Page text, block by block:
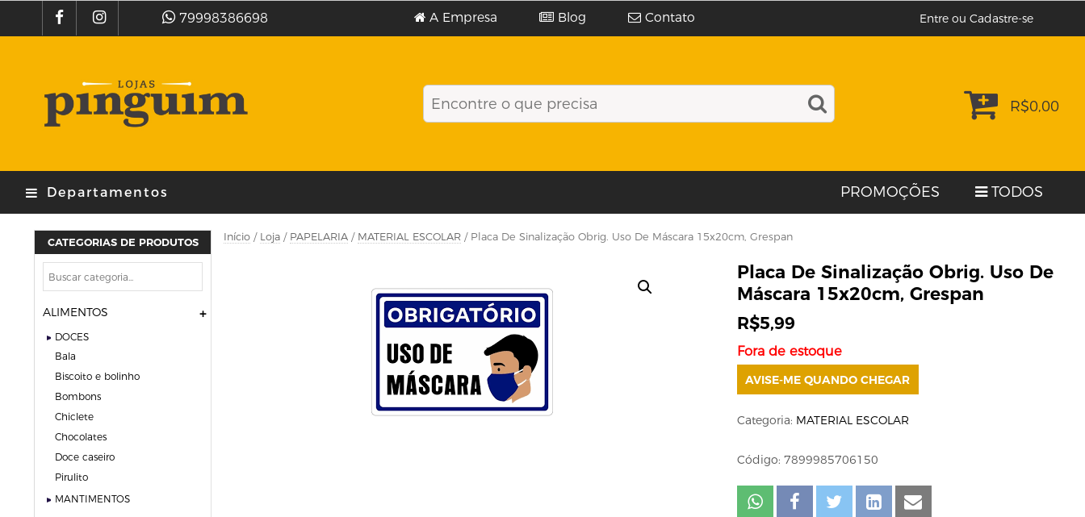
79998386698 A Empresa Blog Contato Entre ou Cadastre-se
R$0,00
Departamentos PROMOÇÕES TODOS
Início / Loja / PAPELARIA / MATERIAL ESCOLAR / Placa De Sinalização Obrig. Uso De Máscara 15x20cm, Grespan
Placa De Sinalização Obrig. Uso De
Máscara 15x20cm, Grespan
R$5,99
Fora de estoque
AVISE-ME QUANDO CHEGAR
Categoria: MATERIAL ESCOLAR
Código: 7899985706150
CATEGORIAS DE PRODUTOS
ALIMENTOS
DOCES
bala
biscoito e bolinho
bombons
chiclete
chocolates
doce caseiro
pirulito
MANTIMENTOS